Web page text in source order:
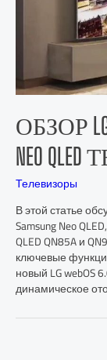
ОБЗОР LG
NEO
Телевизоры
В этой статье
Samsung Neo
QLED QN85A и
ключевые
новый LG webOS
динамическое